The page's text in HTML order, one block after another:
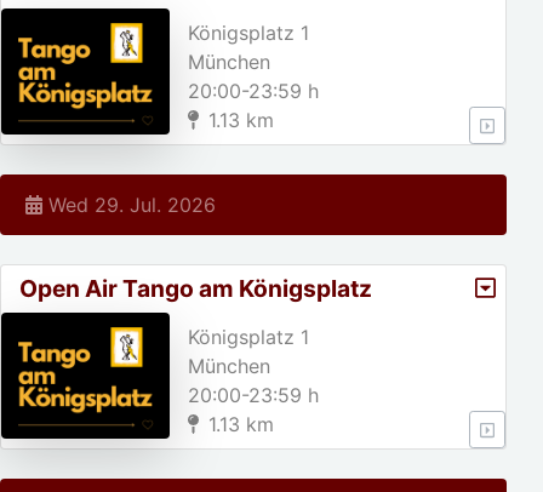
Königsplatz 1
München
20:00-23:59 h
1.13 km
Wed 29. Jul. 2026
Open Air Tango am Königsplatz
Königsplatz 1
München
20:00-23:59 h
1.13 km